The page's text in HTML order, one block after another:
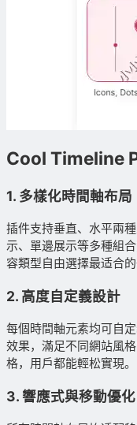
Cool Timeline
1. 多樣化時間軸布局
插件支持垂直、水平兩
示、單邊展示等多種組
容類型自由選擇最适合的
2. 高度自定義設計
每個時間軸元素均可自
效果，滿足不同網站風
格，用戶都能輕松實現。
3. 響應式與移動優化